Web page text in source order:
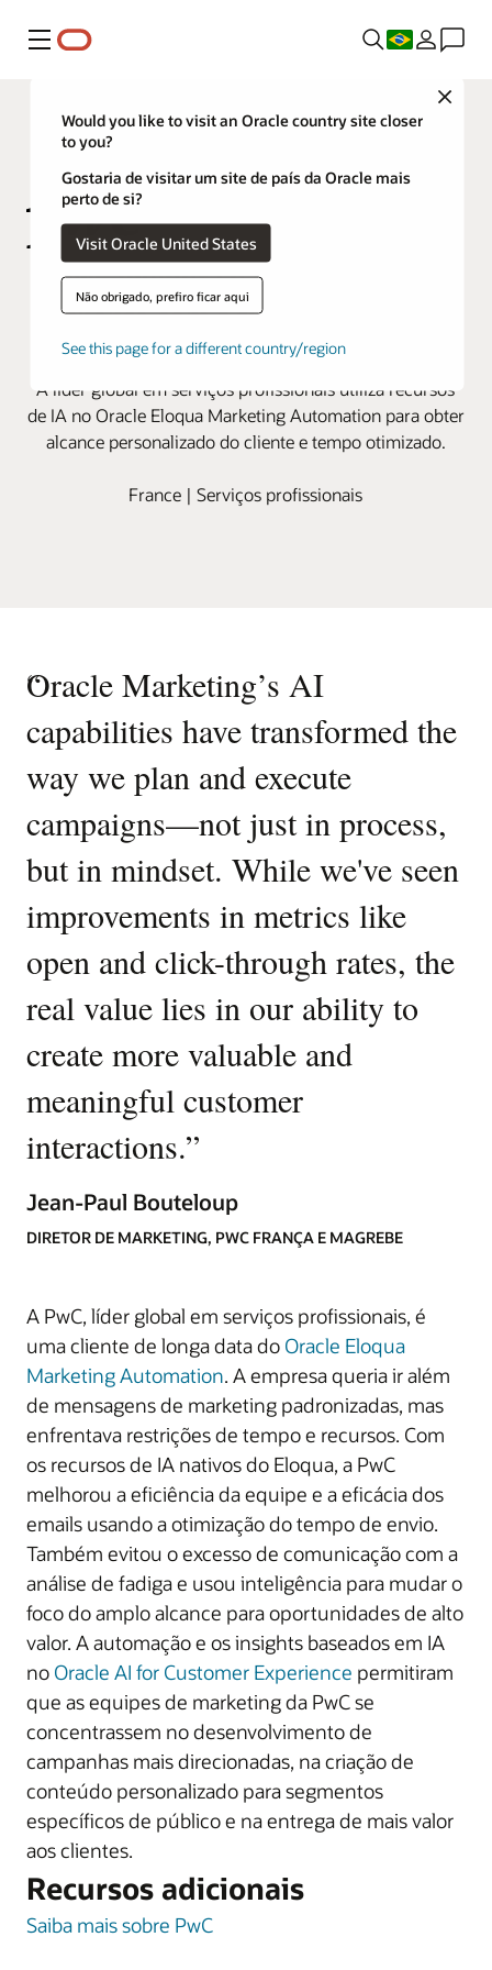
Menu
Close
Would you like to visit an Oracle country site closer
to you?
Gostaria de visitar um site de país da Oracle mais
perto de si?
Visit Oracle United States
Não obrigado, prefiro ficar aqui
See this page for a different country/region
A PwC melhora o engajamento do
cliente com a funcionalidade
nativa de IA no Oracle Eloqua
A líder global em serviços profissionais utiliza recursos
de IA no Oracle Eloqua Marketing Automation para obter
alcance personalizado do cliente e tempo otimizado.
France | Serviços profissionais
“
Oracle Marketing’s AI
capabilities have transformed the
way we plan and execute
campaigns—not just in process,
but in mindset. While we've seen
improvements in metrics like
open and click-through rates, the
real value lies in our ability to
create more valuable and
meaningful customer
interactions.”
Jean-Paul Bouteloup
DIRETOR DE MARKETING, PWC FRANÇA E MAGREBE
A PwC, líder global em serviços profissionais, é
uma cliente de longa data do Oracle Eloqua
Marketing Automation. A empresa queria ir além
de mensagens de marketing padronizadas, mas
enfrentava restrições de tempo e recursos. Com
os recursos de IA nativos do Eloqua, a PwC
melhorou a eficiência da equipe e a eficácia dos
emails usando a otimização do tempo de envio.
Também evitou o excesso de comunicação com a
análise de fadiga e usou inteligência para mudar o
foco do amplo alcance para oportunidades de alto
valor. A automação e os insights baseados em IA
no Oracle AI for Customer Experience permitiram
que as equipes de marketing da PwC se
concentrassem no desenvolvimento de
campanhas mais direcionadas, na criação de
conteúdo personalizado para segmentos
específicos de público e na entrega de mais valor
aos clientes.
Recursos adicionais
Saiba mais sobre PwC